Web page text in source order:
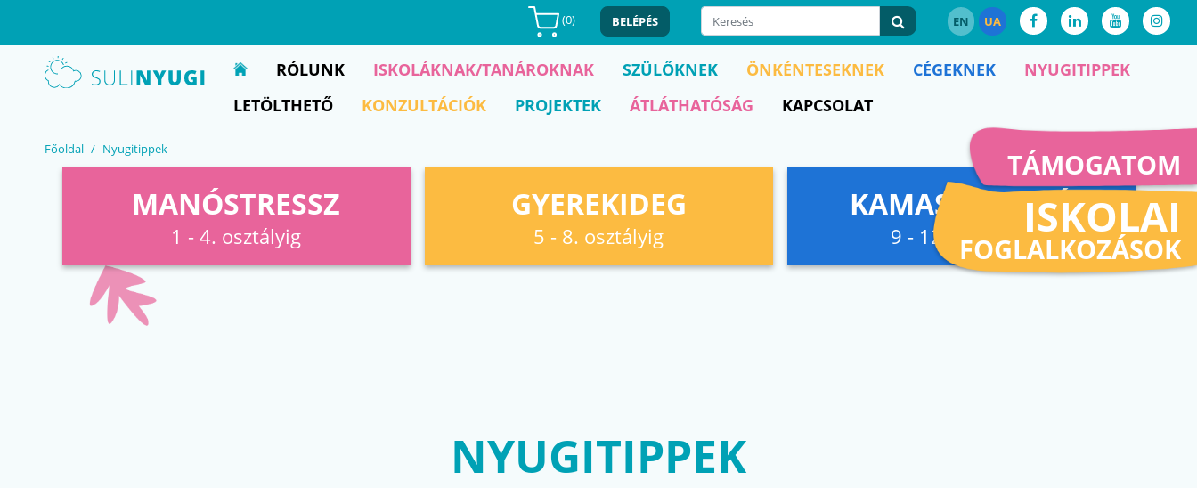
(0) BELÉPÉS EN UA
TÁMOGATOM
ISKOLAI
FOGLALKOZÁSOK
RÓLUNK ISKOLÁKNAK/TANÁROKNAK SZÜLŐKNEK ÖNKÉNTESEKNEK CÉGEKNEK
NYUGITIPPEK
LETÖLTHETŐ
KONZULTÁCIÓK PROJEKTEK ÁTLÁTHATÓSÁG KAPCSOLAT
Főoldal Nyugitippek
MANÓSTRESSZ
1 - 4. osztályig
GYEREKIDEG
5 - 8. osztályig
KAMASZFESZKÓ
9 - 12. osztályig
NYUGITIPPEK